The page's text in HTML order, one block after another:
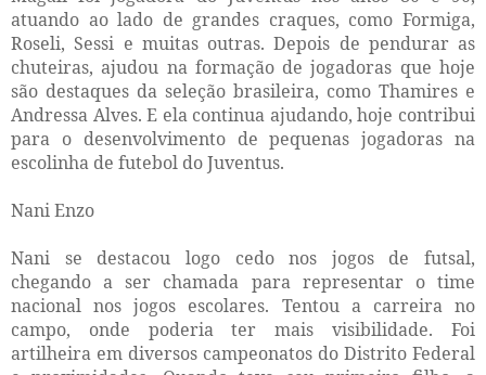
atuando ao lado de grandes craques, como Formiga,
Roseli, Sessi e muitas outras. Depois de pendurar as
chuteiras, ajudou na formação de jogadoras que hoje
são destaques da seleção brasileira, como Thamires e
Andressa Alves. E ela continua ajudando, hoje contribui
para o desenvolvimento de pequenas jogadoras na
escolinha de futebol do Juventus.
Nani Enzo
Nani se destacou logo cedo nos jogos de futsal,
chegando a ser chamada para representar o time
nacional nos jogos escolares. Tentou a carreira no
campo, onde poderia ter mais visibilidade. Foi
artilheira em diversos campeonatos do Distrito Federal